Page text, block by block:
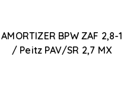
AMORTIZER BPW ZAF 2,8-1
/ Peitz PAV/SR 2,7 MX